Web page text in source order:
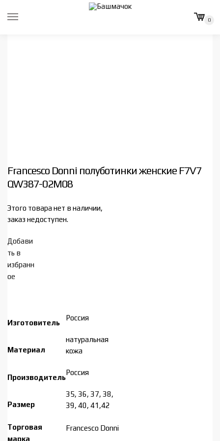
0
Francesco Donni полуботинки женские F7V7
QW387-02M08
Этого товара нет в наличии,
заказ недоступен.
Добави
ть в
избранн
ое
Изготовитель
Россия
Материал
натуральная
кожа
Производитель
Россия
Размер
35, 36, 37, 38,
39, 40, 41,42
Торговая
марка
Francesco Donni